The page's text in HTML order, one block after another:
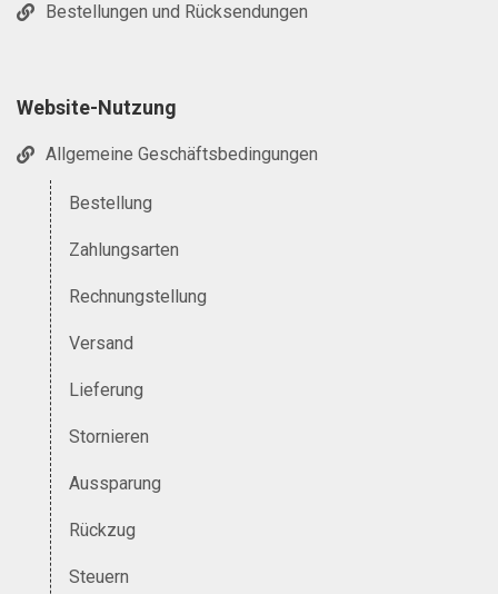
Bestellungen und Rücksendungen
Website-Nutzung
Allgemeine Geschäftsbedingungen
Bestellung
Zahlungsarten
Rechnungstellung
Versand
Lieferung
Stornieren
Aussparung
Rückzug
Steuern